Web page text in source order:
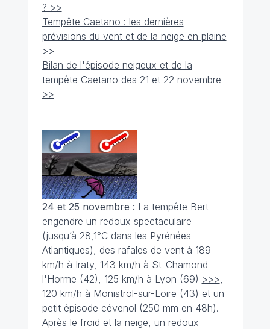
? >>
Tempête Caetano : les dernières
prévisions du vent et de la neige en plaine
>>
Bilan de l'épisode neigeux et de la
tempête Caetano des 21 et 22 novembre
>>
24 et 25 novembre : La tempête Bert
engendre un redoux spectaculaire
(jusqu’à 28,1°C dans les Pyrénées-
Atlantiques), des rafales de vent à 189
km/h à Iraty, 143 km/h à St-Chamond-
l'Horme (42), 125 km/h à Lyon (69) >>>
120 km/h à Monistrol-sur-Loire (43) et un
petit épisode cévenol (250 mm en 48h).
Après le froid et la neige, un redoux